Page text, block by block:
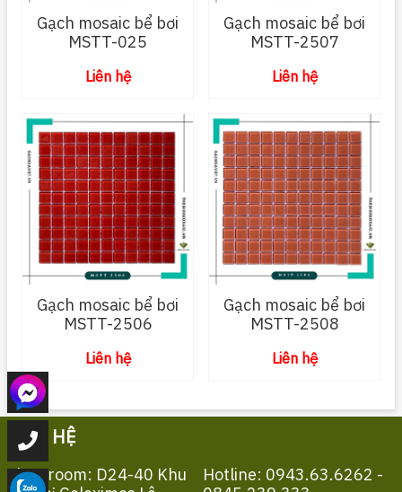
Gạch mosaic bể bơi
MSTT-025
Liên hệ
Gạch mosaic bể bơi
MSTT-2507
Liên hệ
Gạch mosaic bể bơi
MSTT-2506
Liên hệ
Gạch mosaic bể bơi
MSTT-2508
Liên hệ
LIÊN HỆ
Showroom: D24-40 Khu
Hotline: 0943.63.6262 -